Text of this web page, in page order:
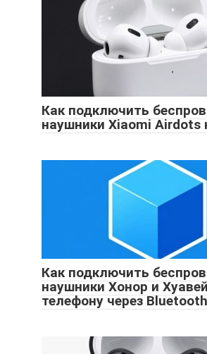
Как подключить
наушники Xiaomi Airdots
Как подключить
наушники Хонор и
телефону через Bluetooth